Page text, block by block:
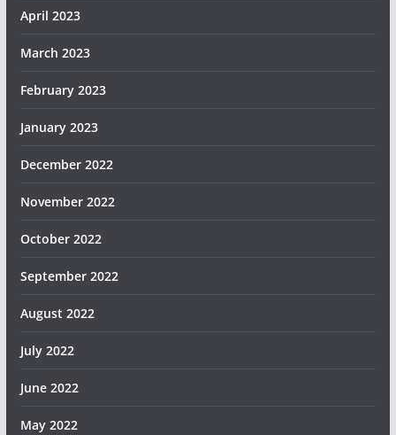
April 2023
March 2023
February 2023
January 2023
December 2022
November 2022
October 2022
September 2022
August 2022
July 2022
June 2022
May 2022